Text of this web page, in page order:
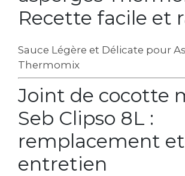
Recette facile et
Sauce Légère et Délicate pour
Thermomix
Joint de cocotte
Seb Clipso 8L :
remplacement et
entretien